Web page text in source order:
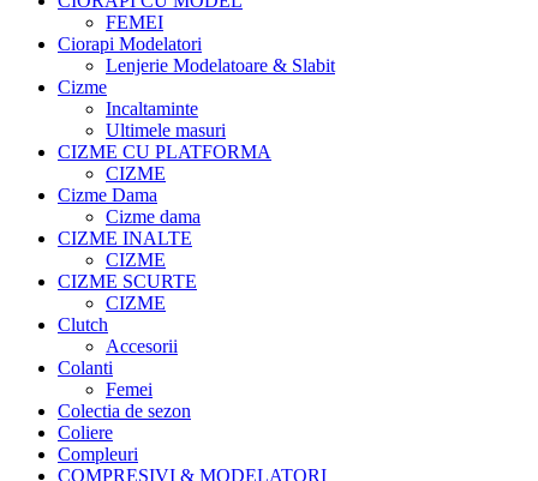
FEMEI
Ciorapi Modelatori
Lenjerie Modelatoare & Slabit
Cizme
Incaltaminte
Ultimele masuri
CIZME CU PLATFORMA
CIZME
Cizme Dama
Cizme dama
CIZME INALTE
CIZME
CIZME SCURTE
CIZME
Clutch
Accesorii
Colanti
Femei
Colectia de sezon
Coliere
Compleuri
COMPRESIVI & MODELATORI